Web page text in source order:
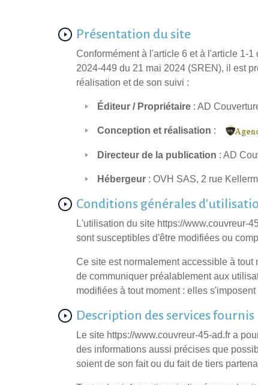
Présentation du site
Conformément à l'article 6 et à l'article 1-
2024-449 du 21 mai 2024 (SREN), il est
réalisation et de son suivi :
Éditeur / Propriétaire : AD
Conception et réalisation :
Directeur de la publication : AD
Hébergeur : OVH SAS, 2 rue
Conditions générales
L'utilisation du site https://www.couvreur-
sont susceptibles d'être modifiées ou
Ce site est normalement accessible à
de communiquer préalablement aux
modifiées à tout moment : elles
Description des services fournis
Le site https://www.couvreur-45-ad.fr a
des informations aussi précises que
soient de son fait ou du fait de tiers